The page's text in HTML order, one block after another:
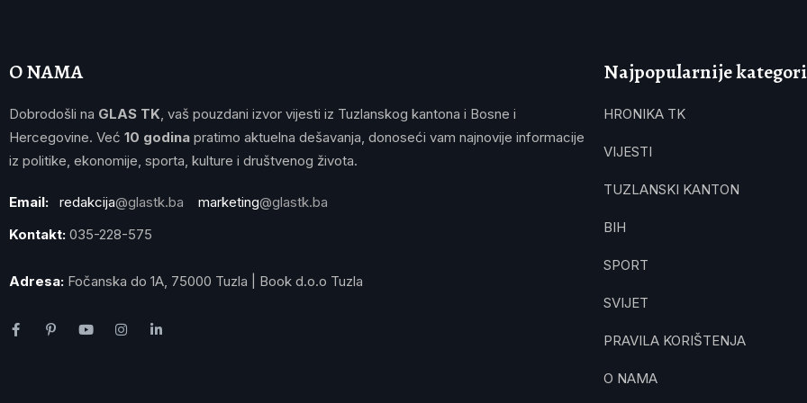
O NAMA
Dobrodošli na GLAS TK, vaš pouzdani izvor vijesti iz Tuzlanskog kantona i Bosne i
Hercegovine. Već 10 godina pratimo aktuelna dešavanja, donoseći vam najnovije informacije
iz politike, ekonomije, sporta, kulture i društvenog života.
Email: redakcija@glastk.ba marketing@glastk.ba
Kontakt: 035-228-575
Adresa: Fočanska do 1A, 75000 Tuzla | Book d.o.o Tuzla
Najpopularnije
HRONIKA TK
VIJESTI
TUZLANSKI KANTON
BIH
SPORT
SVIJET
PRAVILA KORIŠTENJA
O NAMA